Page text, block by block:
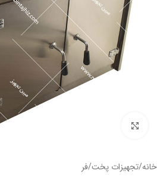
خانه/تجهیزات پخت/فر